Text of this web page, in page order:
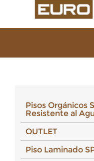
Pisos Orgánicos
Resistente al
OUTLET
Piso Laminado